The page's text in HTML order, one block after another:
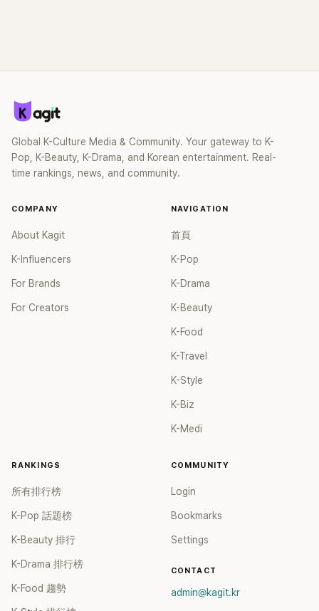
Global K-Culture Media & Community. Your gateway to K-
Pop, K-Beauty, K-Drama, and Korean entertainment. Real-
time rankings, news, and community.
COMPANY
About Kagit
K-Influencers
For Brands
For Creators
NAVIGATION
首頁
K-Pop
K-Drama
K-Beauty
K-Food
K-Travel
K-Style
K-Biz
K-Medi
RANKINGS
所有排行榜
K-Pop 話題榜
K-Beauty 排行
K-Drama 排行榜
K-Food 趨勢
COMMUNITY
Login
Bookmarks
Settings
CONTACT
admin@kagit.kr